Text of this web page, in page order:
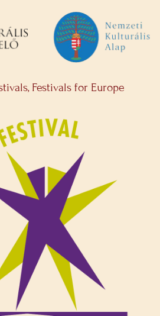
Festivals for Europe